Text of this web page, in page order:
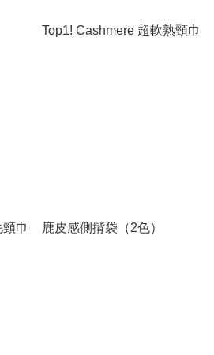
Top1! Cashmere 超軟熟頸巾
巾 鹿皮感側揹袋（2色）